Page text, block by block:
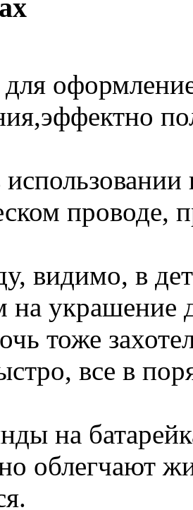
видимо, в
на украшение
тоже
все в
на
облегчают